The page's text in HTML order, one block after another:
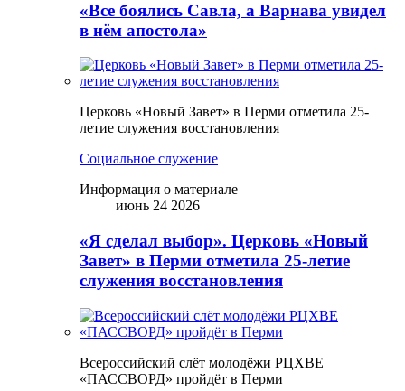
«Все боялись Савла, а Варнава увидел
в нём апостола»
Церковь «Новый Завет» в Перми отметила 25-
летие служения восстановления
Социальное служение
Информация о материале
июнь 24 2026
«Я сделал выбор». Церковь «Новый
Завет» в Перми отметила 25-летие
служения восстановления
Всероссийский слёт молодёжи РЦХВЕ
«ПАССВОРД» пройдёт в Перми